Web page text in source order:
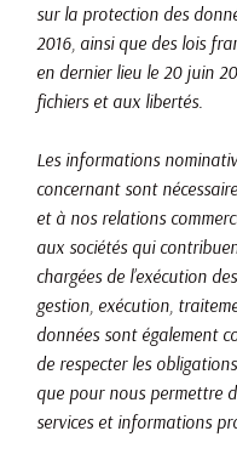
sur la protection des
2016, ainsi que des lois
en dernier lieu le 20 juin
fichiers et aux libertés.
Les informations
concernant sont
et à nos relations
aux sociétés qui
chargées de l’exécution
gestion, exécution,
données sont également
de respecter les
que pour nous permettre
services et informations